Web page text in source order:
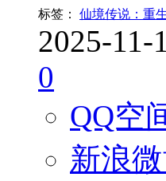
标签： 仙境传说：重
2025-11-
0
QQ空
新浪